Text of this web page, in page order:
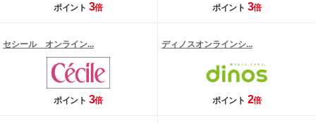
ポイント 3倍 ポイント 3倍
セシール オンライン...
ポイント 3倍
ディノスオンラインシ...
ポイント 2倍